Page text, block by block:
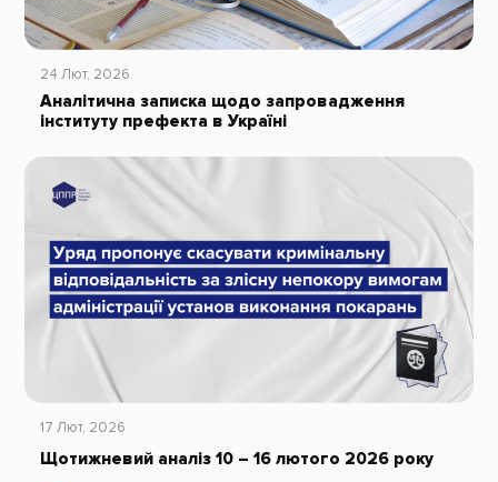
24 Лют, 2026
Аналітична записка щодо запровадження
інституту префекта в Україні
17 Лют, 2026
Щотижневий аналіз 10 – 16 лютого 2026 року